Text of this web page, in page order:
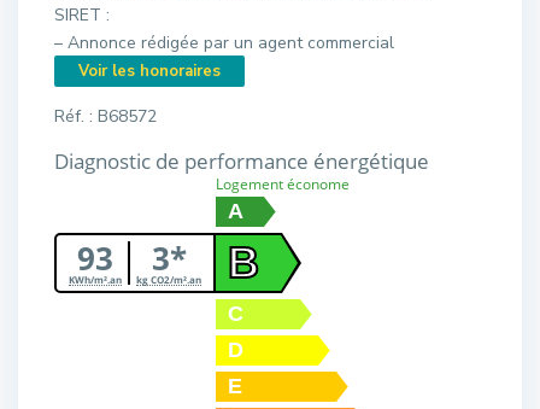
SIRET :
– Annonce rédigée par un agent commercial
Voir les honoraires
Réf. : B68572
Diagnostic de performance énergétique
93
KWh/m².an 3*
kg CO2/m².an
Logement économe
A
B
C
D
E